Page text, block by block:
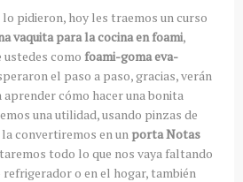
pidieron, hoy les traemos un curso
vaquita para la cocina en foami,
como foami-goma eva-
el paso a paso, gracias, verán
aprender cómo hacer una bonita
una utilidad, usando pinzas de
convertiremos en un porta Notas
todo lo que nos vaya faltando
o en el hogar, también